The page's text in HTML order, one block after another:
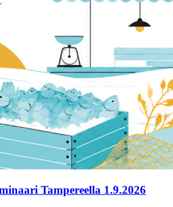
Tampereella 1.9.2026